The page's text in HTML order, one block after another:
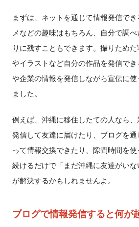
まずは、ネットを通じて情報発信で
メなどの趣味はもちろん、自分で調
りに残すこともできます。撮りため
やイラストなど自分の作品を発信で
や企業の情報を発信しながら宣伝に使
ました。
例えば、沖縄に移住したての人なら
発信して友達に届けたり、ブログを
って情報交換できたり、隙間時間を
続けるだけで「まだ沖縄に友達がい
が解決するかもしれませんよ。
ブログで情報発信すると何が